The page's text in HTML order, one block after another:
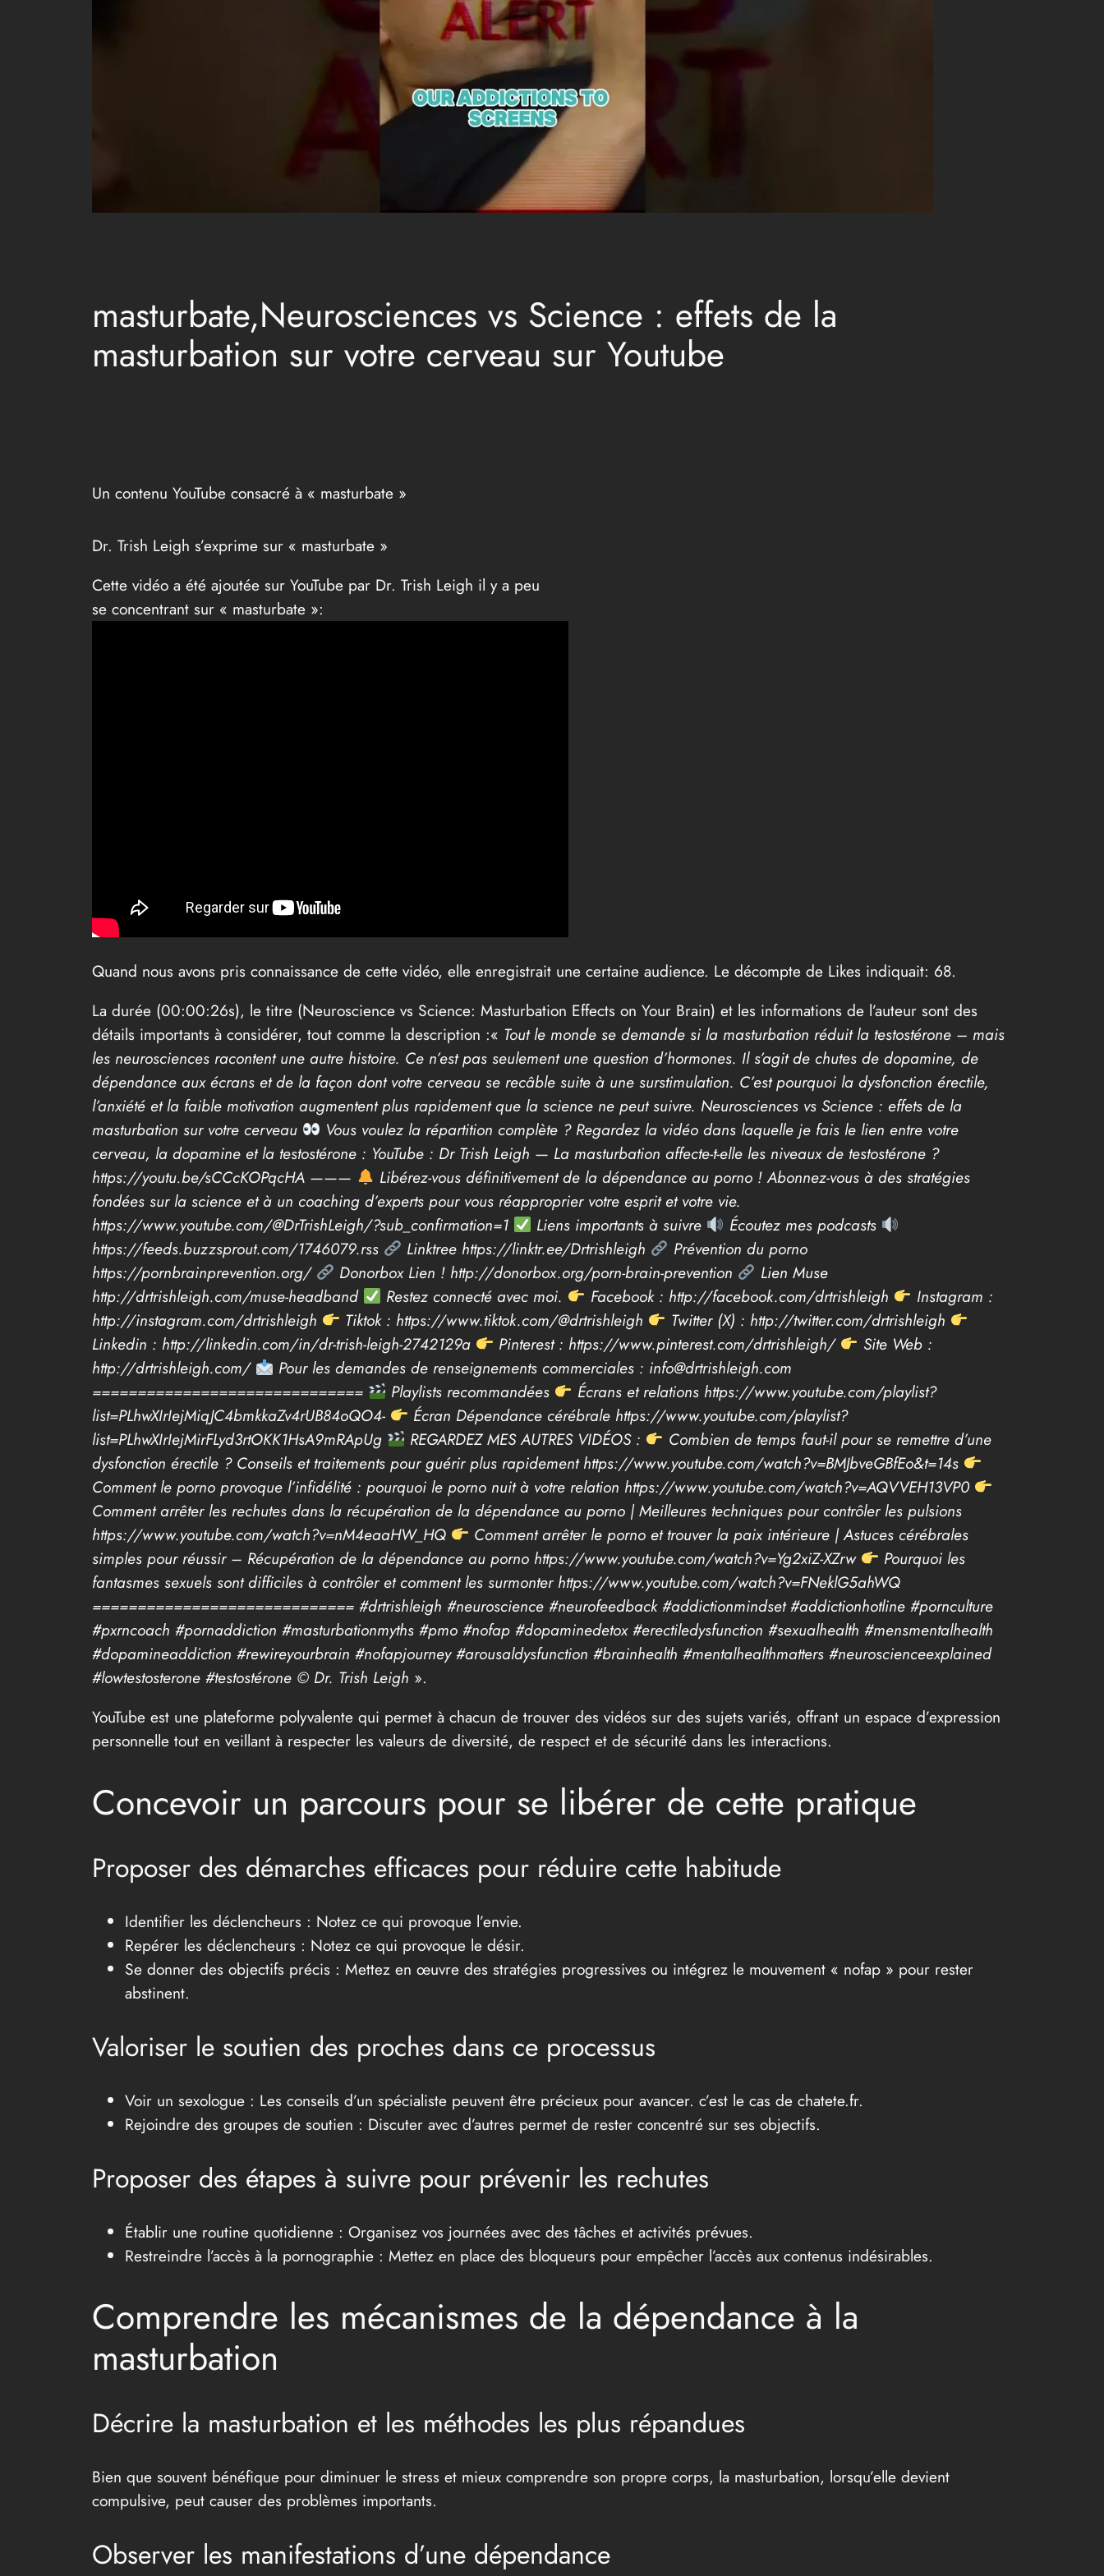
masturbate,Neurosciences vs Science : effets de la
masturbation sur votre cerveau sur Youtube
Un contenu YouTube consacré à « masturbate »
Dr. Trish Leigh s’exprime sur « masturbate »
Cette vidéo a été ajoutée sur YouTube par Dr. Trish Leigh il y a peu
se concentrant sur « masturbate »:
Quand nous avons pris connaissance de cette vidéo, elle enregistrait une certaine audience. Le décompte de Likes indiquait: 68.
La durée (00:00:26s), le titre (Neuroscience vs Science: Masturbation Effects on Your Brain) et les informations de l’auteur sont des
détails importants à considérer, tout comme la description :« Tout le monde se demande si la masturbation réduit la testostérone – mais
les neurosciences racontent une autre histoire. Ce n’est pas seulement une question d’hormones. Il s’agit de chutes de dopamine, de
dépendance aux écrans et de la façon dont votre cerveau se recâble suite à une surstimulation. C’est pourquoi la dysfonction érectile,
l’anxiété et la faible motivation augmentent plus rapidement que la science ne peut suivre. Neurosciences vs Science : effets de la
masturbation sur votre cerveau
Vous voulez la répartition complète ? Regardez la vidéo dans laquelle je fais le lien entre votre
cerveau, la dopamine et la testostérone : YouTube : Dr Trish Leigh — La masturbation affecte-t-elle les niveaux de testostérone ?
https://youtu.be/sCCcKOPqcHA ———
Libérez-vous définitivement de la dépendance au porno ! Abonnez-vous à des stratégies
fondées sur la science et à un coaching d’experts pour vous réapproprier votre esprit et votre vie.
https://www.youtube.com/@DrTrishLeigh/?sub_confirmation=1
Liens importants à suivre
Écoutez mes podcasts
https://feeds.buzzsprout.com/1746079.rss
Linktree https://linktr.ee/Drtrishleigh
Prévention du porno
https://pornbrainprevention.org/
Donorbox Lien ! http://donorbox.org/porn-brain-prevention
Lien Muse
http://drtrishleigh.com/muse-headband
Restez connecté avec moi. Facebook : http://facebook.com/drtrishleigh
Instagram :
http://instagram.com/drtrishleigh
Tiktok : https://www.tiktok.com/@drtrishleigh
Twitter (X) : http://twitter.com/drtrishleigh
Linkedin : http://linkedin.com/in/dr-trish-leigh-2742129a
Pinterest : https://www.pinterest.com/drtrishleigh/
Site Web :
http://drtrishleigh.com/
Pour les demandes de renseignements commerciales : info@drtrishleigh.com
==============================
Playlists recommandées
Écrans et relations https://www.youtube.com/playlist?
list=PLhwXIrIejMiqJC4bmkkaZv4rUB84oQO4-
Écran Dépendance cérébrale https://www.youtube.com/playlist?
list=PLhwXIrIejMirFLyd3rtOKK1HsA9mRApUg
REGARDEZ MES AUTRES VIDÉOS :
Combien de temps faut-il pour se remettre d’une
dysfonction érectile ? Conseils et traitements pour guérir plus rapidement https://www.youtube.com/watch?v=BMJbveGBfEo&t=14s
Comment le porno provoque l’infidélité : pourquoi le porno nuit à votre relation https://www.youtube.com/watch?v=AQVVEH13VP0
Comment arrêter les rechutes dans la récupération de la dépendance au porno | Meilleures techniques pour contrôler les pulsions
https://www.youtube.com/watch?v=nM4eaaHW_HQ
Comment arrêter le porno et trouver la paix intérieure | Astuces cérébrales
simples pour réussir – Récupération de la dépendance au porno https://www.youtube.com/watch?v=Yg2xiZ-XZrw
Pourquoi les
fantasmes sexuels sont difficiles à contrôler et comment les surmonter https://www.youtube.com/watch?v=FNeklG5ahWQ
============================= #drtrishleigh #neuroscience #neurofeedback #addictionmindset #addictionhotline #pornculture
#pxrncoach #pornaddiction #masturbationmyths #pmo #nofap #dopaminedetox #erectiledysfunction #sexualhealth #mensmentalhealth
#dopamineaddiction #rewireyourbrain #nofapjourney #arousaldysfunction #brainhealth #mentalhealthmatters #neuroscienceexplained
#lowtestosterone #testostérone © Dr. Trish Leigh ».
YouTube est une plateforme polyvalente qui permet à chacun de trouver des vidéos sur des sujets variés, offrant un espace d’expression
personnelle tout en veillant à respecter les valeurs de diversité, de respect et de sécurité dans les interactions.
Concevoir un parcours pour se libérer de cette pratique
Proposer des démarches efficaces pour réduire cette habitude
Identifier les déclencheurs : Notez ce qui provoque l’envie.
Repérer les déclencheurs : Notez ce qui provoque le désir.
Se donner des objectifs précis : Mettez en œuvre des stratégies progressives ou intégrez le mouvement « nofap » pour rester
abstinent.
Valoriser le soutien des proches dans ce processus
Voir un sexologue : Les conseils d’un spécialiste peuvent être précieux pour avancer. c’est le cas de chatete.fr.
Rejoindre des groupes de soutien : Discuter avec d’autres permet de rester concentré sur ses objectifs.
Proposer des étapes à suivre pour prévenir les rechutes
Établir une routine quotidienne : Organisez vos journées avec des tâches et activités prévues.
Restreindre l’accès à la pornographie : Mettez en place des bloqueurs pour empêcher l’accès aux contenus indésirables.
Comprendre les mécanismes de la dépendance à la
masturbation
Décrire la masturbation et les méthodes les plus répandues
Bien que souvent bénéfique pour diminuer le stress et mieux comprendre son propre corps, la masturbation, lorsqu’elle devient
compulsive, peut causer des problèmes importants.
Observer les manifestations d’une dépendance